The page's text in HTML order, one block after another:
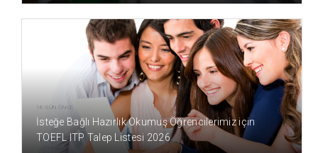
16 GÜN ÖNCE
İsteğe Bağlı Hazırlık Okumuş Öğrencilerimiz için
TOEFL ITP Talep Listesi 2026